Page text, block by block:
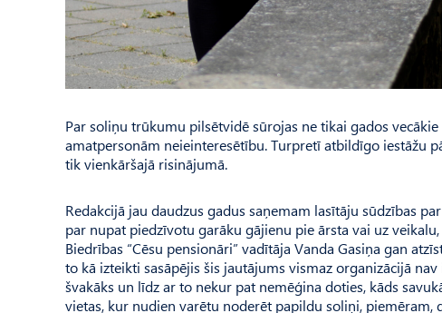
Par soliņu trūkumu pilsētvidē sūrojas ne tikai gados
amatpersonām neieinteresētību. Turpretī atbildīgo iestāžu
tik vienkāršajā risinājumā.
Redakcijā jau daudzus gadus saņemam lasītāju sūdzības
par nupat piedzīvotu garāku gājienu pie ārsta vai uz
Biedrības “Cēsu pensionāri” vadītāja Vanda Gasiņa gan
to kā izteikti sasāpējis šis jautājums vismaz organizācijā
švakāks un līdz ar to nekur pat nemēģina doties, kāds
vietas, kur nudien varētu noderēt papildu soliņi, piemēram,